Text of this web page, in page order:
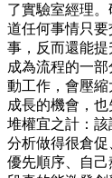
了實驗室經理
道任何事情只
事，反而還能
成為流程的一
動工作，會壓
成長的機會，
堆權宜之計：該
分析做得很倉
優先順序、自